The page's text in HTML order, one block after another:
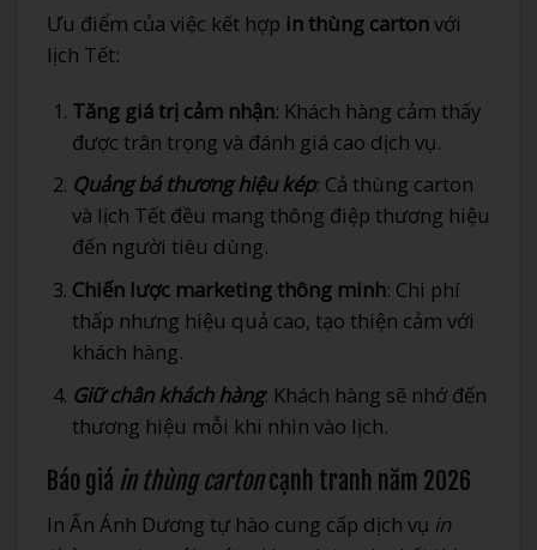
Ưu điểm của việc kết hợp in thùng cartonvới
lịch Tết:
Tăng giá trị cảm nhận: Khách hàng cảm thấy
được trân trọng và đánh giá cao dịch vụ.
Quảng bá thương hiệu kép: Cả thùng carton
và lịch Tết đều mang thông điệp thương hiệu
đến người tiêu dùng.
Chiến lược marketing thông minh: Chi phí
thấp nhưng hiệu quả cao, tạo thiện cảm với
khách hàng.
Giữ chân khách hàng: Khách hàng sẽ nhớ đến
thương hiệu mỗi khi nhìn vào lịch.
Báo giá in thùng cartoncạnh tranh năm 2026
In Ấn Ánh Dương tự hào cung cấp dịch vụ in